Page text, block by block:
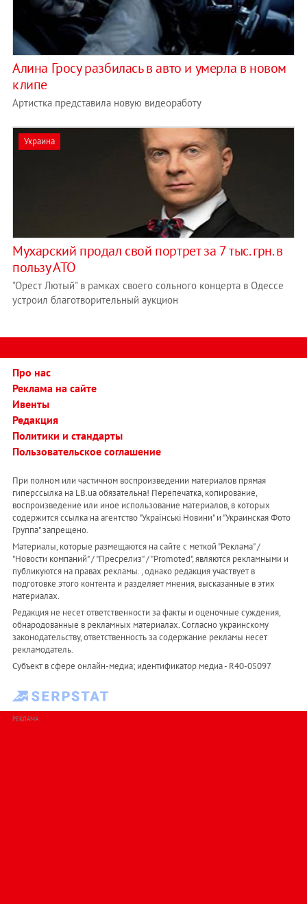
Алина Гросу разбилась в авто и умерла в новом
клипе
Артистка представила новую видеоработу
Украина
Мухарский продал свой портрет за 7 тыс. грн. в
пользу АТО
"Орест Лютый" в рамках своего сольного концерта в Одессе
устроил благотворительный аукцион
Про нас
Реклама на сайте
Ивенты
Редакция
Политики и стандарты
Пользовательское соглашение
При полном или частичном воспроизведении материалов прямая
гиперссылка на LB.ua обязательна! Перепечатка, копирование,
воспроизведение или иное использование материалов, в которых
содержится ссылка на агентство "Українськi Новини" и "Украинская Фото
Группа" запрещено.
Материалы, которые размещаются на сайте с меткой "Реклама" /
"Новости компаний" / "Пресрелиз" / "Promoted", являются рекламными и
публикуются на правах рекламы. , однако редакция участвует в
подготовке этого контента и разделяет мнения, высказанные в этих
материалах.
Редакция не несет ответственности за факты и оценочные суждения,
обнародованные в рекламных материалах. Согласно украинскому
законодательству, ответственность за содержание рекламы несет
рекламодатель.
Субъект в сфере онлайн-медиа; идентификатор медиа - R40-05097
РЕКЛАМА